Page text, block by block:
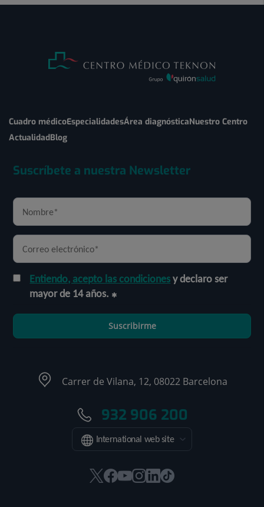
Cuadro médicoEspecialidadesÁrea diagnósticaNuestro Centro
ActualidadBlog
Suscríbete a nuestra Newsletter
Entiendo, acepto las condicionesy declaro ser
mayor de 14 años.
Suscribirme
Carrer de Vilana, 12, 08022 Barcelona
932 906 200
International web site
EsteEsteEsteEsteEsteEnlace